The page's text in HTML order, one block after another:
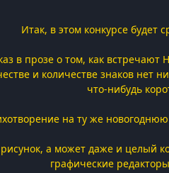
Итак, в этом конкурсе будет
в прозе о том, как
и количестве знаков нет
что-нибудь
на ту же
а может даже и целый
графические